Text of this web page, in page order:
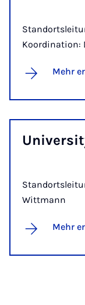
Koordination:
Mehr
Wittmann
Mehr